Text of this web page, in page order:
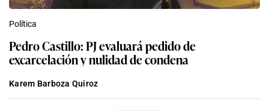
Política
Pedro Castillo: PJ evaluará pedido de
excarcelación y nulidad de condena
Karem Barboza Quiroz